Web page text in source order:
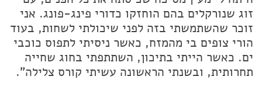
זוג שנורקלים בהם הוחזקו כדורי פינג-פונג. אני
זוכר שהשתמשתי בזה לפני שיכולתי לשחות, בעוד
הורי צופים בי מהמזח, כאשר ניסיתי לתפוס כוכבי
ים. כאשר הייתי בתיכון, השתתפתי בחוג שחייה
תחרותית, ובשנתי הראשונה עשיתי קורס צלילה".